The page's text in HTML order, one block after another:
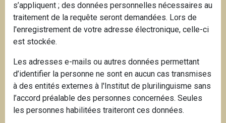
s’appliquent ; des données personnelles nécessaires au
traitement de la requête seront demandées. Lors de
l'enregistrement de votre adresse électronique, celle-ci
est stockée.
Les adresses e-mails ou autres données permettant
d’identifier la personne ne sont en aucun cas transmises
à des entités externes à l'Institut de plurilinguisme sans
l’accord préalable des personnes concernées. Seules
les personnes habilitées traiteront ces données.